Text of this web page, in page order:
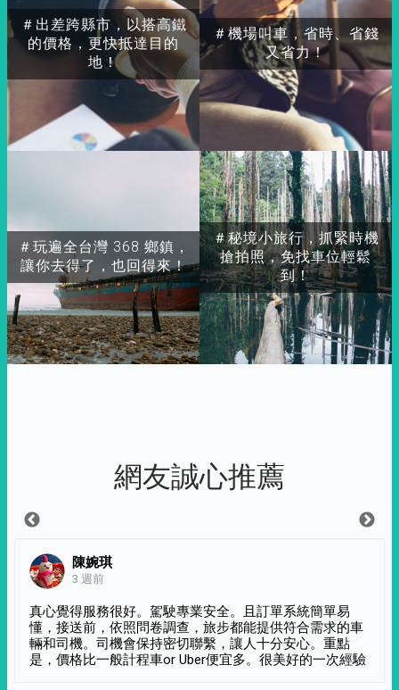
＃出差跨縣市，以搭高鐵
的價格，更快抵達目的
地！
＃玩遍全台灣 368 鄉鎮，
讓你去得了，也回得來！
＃秘境小旅行，抓緊時機
搶拍照，免找車位輕鬆
到！
＃機場叫車，省時、省錢
又省力！
網友誠心推薦
陳婉琪
3 週前
真心覺得服務很好。駕駛專業安全。且訂單系統簡單易
懂，接送前，依照問卷調查，旅步都能提供符合需求的車
輛和司機。司機會保持密切聯繫，讓人十分安心。重點
是，價格比一般計程車or Uber便宜多。很美好的一次經驗